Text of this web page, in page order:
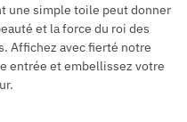
une simple toile peut donner
et la force du roi des
Affichez avec fierté notre
entrée et embellissez votre